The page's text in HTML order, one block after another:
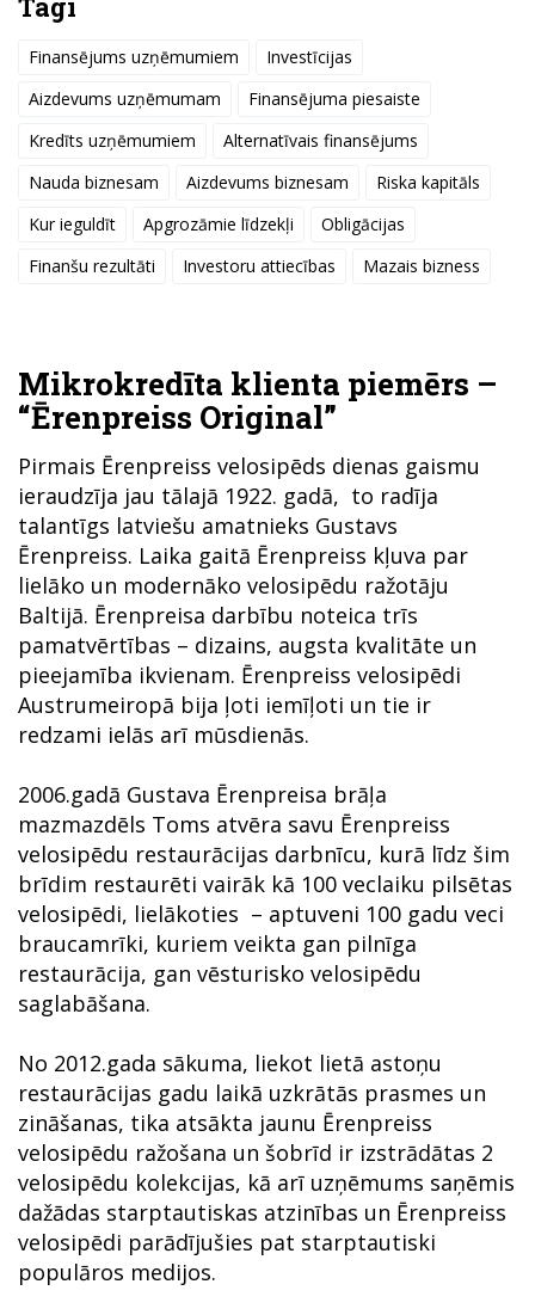
Mikrokredīta klienta piemērs –
“Ērenpreiss Original”
Pirmais Ērenpreiss velosipēds dienas gaismu
ieraudzīja jau tālajā 1922. gadā, to radīja
talantīgs latviešu amatnieks Gustavs
Ērenpreiss. Laika gaitā Ērenpreiss kļuva par
lielāko un modernāko velosipēdu ražotāju
Baltijā. Ērenpreisa darbību noteica trīs
pamatvērtības – dizains, augsta kvalitāte un
pieejamība ikvienam. Ērenpreiss velosipēdi
Austrumeiropā bija ļoti iemīļoti un tie ir
redzami ielās arī mūsdienās.
2006.gadā Gustava Ērenpreisa brāļa
mazmazdēls Toms atvēra savu Ērenpreiss
velosipēdu restaurācijas darbnīcu, kurā līdz šim
brīdim restaurēti vairāk kā 100 veclaiku pilsētas
velosipēdi, lielākoties – aptuveni 100 gadu veci
braucamrīki, kuriem veikta gan pilnīga
restaurācija, gan vēsturisko velosipēdu
saglabāšana.
No 2012.gada sākuma, liekot lietā astoņu
restaurācijas gadu laikā uzkrātās prasmes un
zināšanas, tika atsākta jaunu Ērenpreiss
velosipēdu ražošana un šobrīd ir izstrādātas 2
velosipēdu kolekcijas, kā arī uzņēmums saņēmis
dažādas starptautiskas atzinības un Ērenpreiss
velosipēdi parādījušies pat starptautiski
populāros medijos.
Finansējums uzņēmumiem
Investīcijas
Aizdevums uzņēmumam
Finansējuma piesaiste
Kredīts uzņēmumiem
Alternatīvais finansējums
Nauda biznesam
Aizdevums biznesam
Riska kapitāls
Kur ieguldīt
Apgrozāmie līdzekļi
Obligācijas
Finanšu rezultāti
Investoru attiecības Mazais bizness